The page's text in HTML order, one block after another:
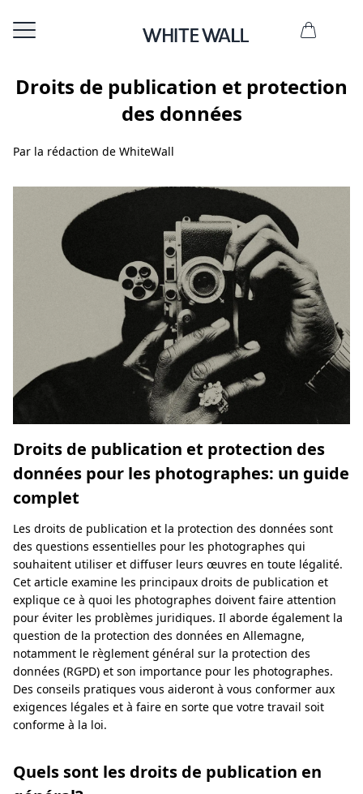
Droits de publication et protection
des données
Par la rédaction de WhiteWall
Droits de publication et protection des
données pour les photographes: un guide
complet
Les droits de publication et la protection des données sont
des questions essentielles pour les photographes qui
souhaitent utiliser et diffuser leurs œuvres en toute légalité.
Cet article examine les principaux droits de publication et
explique ce à quoi les photographes doivent faire attention
pour éviter les problèmes juridiques. Il aborde également la
question de la protection des données en Allemagne,
notamment le règlement général sur la protection des
données (RGPD) et son importance pour les photographes.
Des conseils pratiques vous aideront à vous conformer aux
exigences légales et à faire en sorte que votre travail soit
conforme à la loi.
Quels sont les droits de publication en